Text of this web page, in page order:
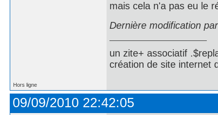
mais cela n'a pas eu le
Dernière modification
un zite+ associatif
création de site internet
Hors ligne
09/09/2010 22:42:05